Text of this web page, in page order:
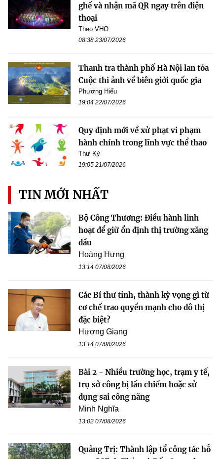
ghế và nhận mã QR ngay trên điện
thoại
Theo VHO
08:38 23/07/2026
Thanh tra thành phố Hà Nội lan tỏa
Cuộc thi ảnh về biên giới quốc gia
Phương Hiếu
19:04 22/07/2026
Quy định mới về xử phạt vi phạm
hành chính trong lĩnh vực thể thao
Thư Kỳ
19:05 21/07/2026
TIN MỚI NHẤT
Bộ Công Thương: Điều hành linh
hoạt để giữ ổn định thị trường xăng
dầu
Hoàng Hưng
13:14 07/08/2026
Các Bí thư tỉnh, thành kỳ vọng gì từ
cơ chế trao quyền mạnh cho đô thị
đặc biệt?
Hương Giang
13:14 07/08/2026
Bài 2 - Nhiều trường học, trạm y tế,
trụ sở công bị lấn chiếm hoặc sử
dụng sai công năng
Minh Nghĩa
13:02 07/08/2026
Quảng Trị: Thành lập tổ công tác hỗ